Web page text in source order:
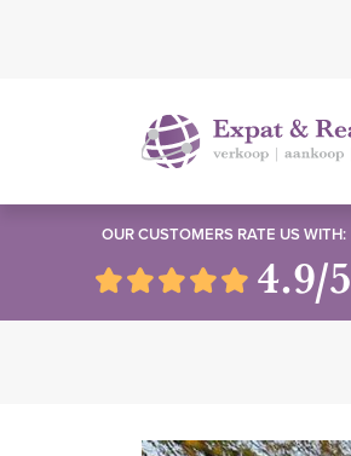
OUR CUSTOMERS RATE US WITH:
4.9/5